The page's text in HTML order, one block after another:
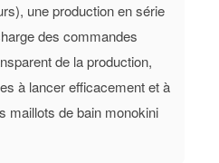
une production en série
des commandes
de la production,
à lancer efficacement et à
maillots de bain monokini